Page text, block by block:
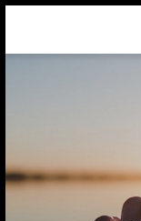
CATEGORY